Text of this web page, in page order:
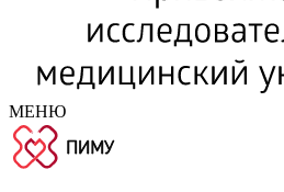
МЕНЮ